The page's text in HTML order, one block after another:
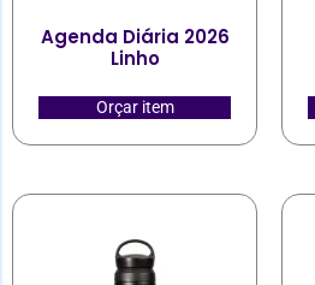
Agenda Diária 2026
Linho
Orçar item